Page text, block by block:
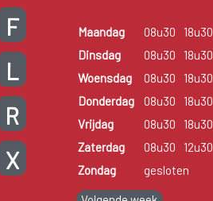
F
L
R
X
Maandag 08u30
18u30
Dinsdag
08u30
18u30
Woensdag
08u30
18u30
Donderdag
08u30
18u30
Vrijdag
08u30
18u30
Zaterdag
08u30
12u30
Zondag
gesloten